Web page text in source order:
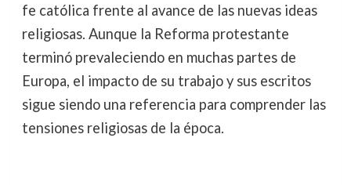
fe católica frente al avance de las nuevas ideas
religiosas. Aunque la Reforma protestante
terminó prevaleciendo en muchas partes de
Europa, el impacto de su trabajo y sus escritos
sigue siendo una referencia para comprender las
tensiones religiosas de la época.